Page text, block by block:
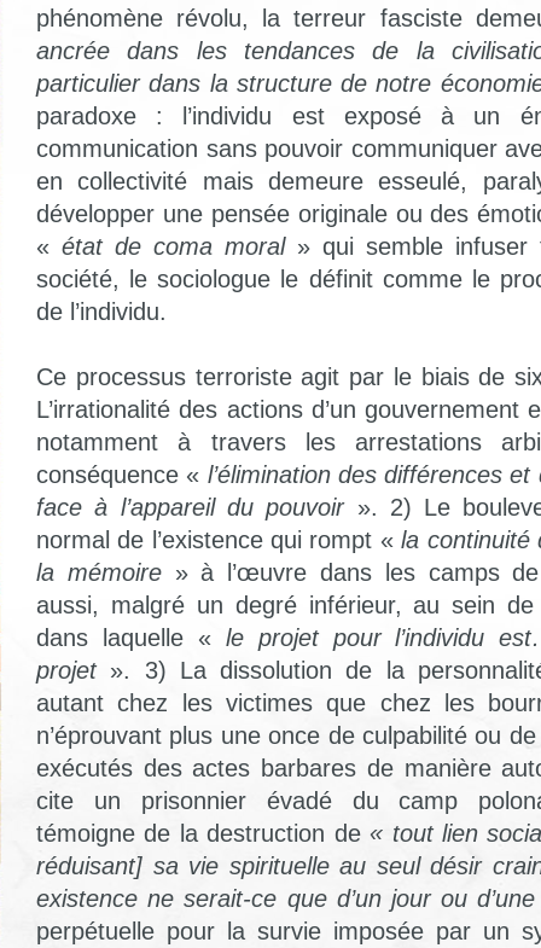
phénomène révolu, la terreur fasciste
ancrée dans les tendances de la
particulier dans la structure de notre
paradoxe : l’individu est exposé à un
communication sans pouvoir communiquer
en collectivité mais demeure esseulé,
développer une pensée originale ou des
« état de coma moral» qui semble infuser
société, le sociologue le définit comme le
de l’individu.
Ce processus terroriste agit par le biais de
L’irrationalité des actions d’un gouvernement
notamment à travers les arrestations
conséquence « l’élimination des différences
face à l’appareil du pouvoir». 2) Le
normal de l’existence qui rompt «la continuité
la mémoire» à l’œuvre dans les camps de
aussi, malgré un degré inférieur, au sein
dans laquelle « le projet pour l’individu
projet ». 3) La dissolution de la
autant chez les victimes que chez les
n’éprouvant plus une once de culpabilité ou
exécutés des actes barbares de manière
cite un prisonnier évadé du camp
témoigne de la destruction de« tout lien
réduisant] sa vie spirituelle au seul désir
existence ne serait-ce que d’un jour ou
perpétuelle pour la survie imposée par un